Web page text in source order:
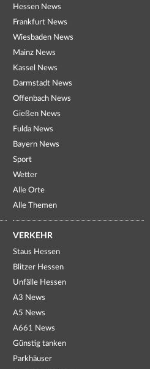
Hessen News
Frankfurt News
Wiesbaden News
Mainz News
Kassel News
Darmstadt News
Offenbach News
Gießen News
Fulda News
Bayern News
Sport
Wetter
Alle Orte
Alle Themen
VERKEHR
Staus Hessen
Blitzer Hessen
Unfälle Hessen
A3 News
A5 News
A661 News
Günstig tanken
Parkhäuser